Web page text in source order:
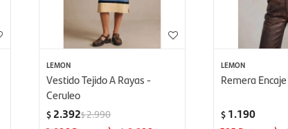
LEMON
Vestido Tejido A Rayas -
Ceruleo
$2.392$2.990
LEMON
Remera
$ 1.190